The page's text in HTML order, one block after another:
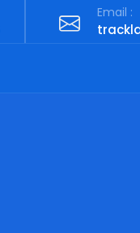
Email :